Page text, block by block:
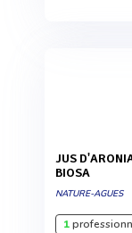
JUS D'ARONIA AUX FERMENTS LACTIQUES VITA
BIOSA
NATURE-AGUES
1